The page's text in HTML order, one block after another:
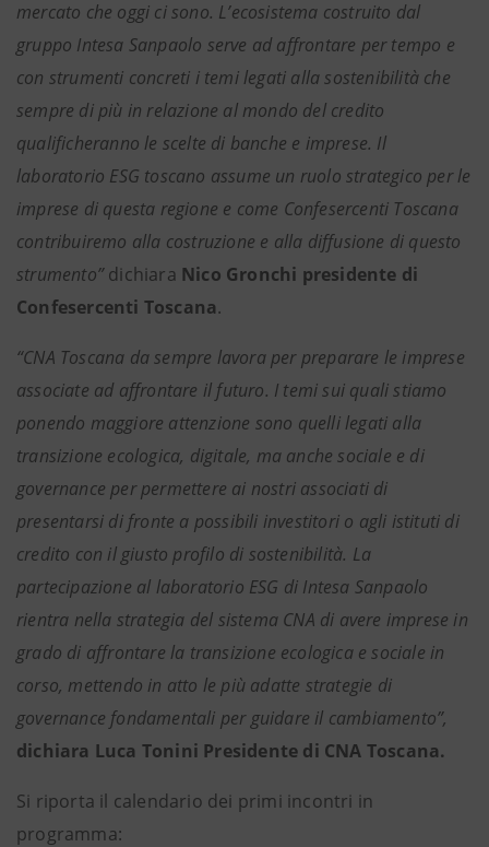
mercato che oggi ci sono. L’ecosistema costruito dal
gruppo Intesa Sanpaolo serve ad affrontare per tempo e
con strumenti concreti i temi legati alla sostenibilità che
sempre di più in relazione al mondo del credito
qualificheranno le scelte di banche e imprese. Il
laboratorio ESG toscano assume un ruolo strategico per le
imprese di questa regione e come Confesercenti Toscana
contribuiremo alla costruzione e alla diffusione di questo
strumento”dichiara Nico Gronchi presidente di
Confesercenti Toscana.
“CNA Toscana da sempre lavora per preparare le imprese
associate ad affrontare il futuro. I temi sui quali stiamo
ponendo maggiore attenzione sono quelli legati alla
transizione ecologica, digitale, ma anche sociale e di
governance per permettere ai nostri associati di
presentarsi di fronte a possibili investitori o agli istituti di
credito con il giusto profilo di sostenibilità. La
partecipazione al laboratorio ESG di Intesa Sanpaolo
rientra nella strategia del sistema CNA di avere imprese in
grado di affrontare la transizione ecologica e sociale in
corso, mettendo in atto le più adatte strategie di
governance fondamentali per guidare il cambiamento”,
dichiara Luca Tonini Presidente di CNA Toscana.
Si riporta il calendario dei primi incontri in
programma: